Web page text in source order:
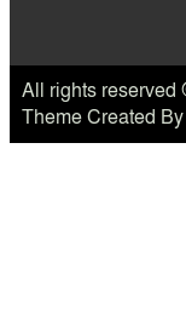
All rights reserved
Theme Created By